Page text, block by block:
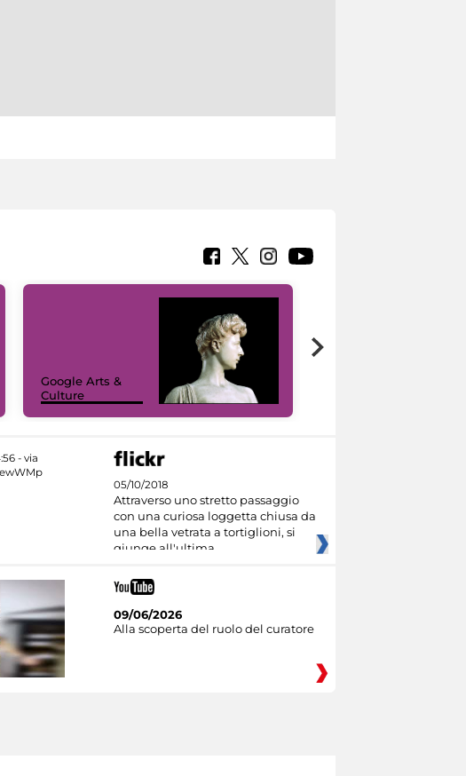
Google Arts &
Culture
05/10/2018
Attraverso uno stretto passaggio
con una curiosa loggetta chiusa da
una bella vetrata a tortiglioni, si
giunge all'ultima
09/06/2026
Alla scoperta del ruolo del curatore